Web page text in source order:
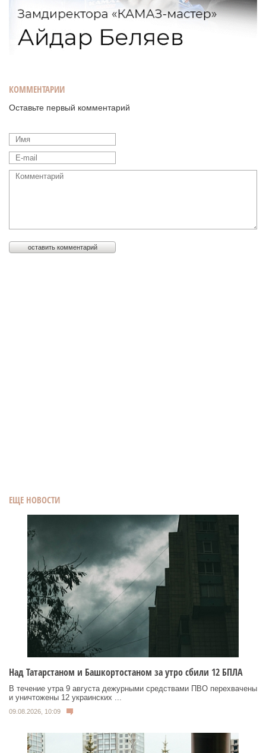
ЕЩЕ НОВОСТИ
Над Татарстаном и Башкортостаном за утро сбили 12 БПЛА
В течение утра 9 августа дежурными средствами ПВО перехвачены
и уничтожены 12 украинских ...
09.08.2026, 10:09
КОММЕНТАРИИ
Оставьте первый комментарий